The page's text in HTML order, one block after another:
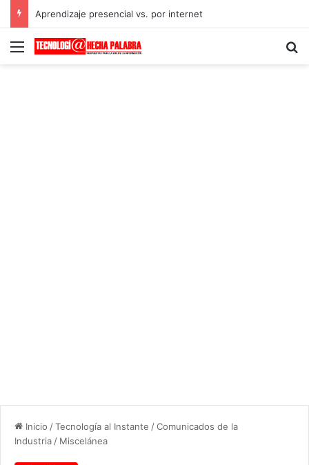
Aprendizaje presencial vs. por internet
Menú
Inicio /Tecnología al Instante /Comunicados de la
Industria / Miscelánea